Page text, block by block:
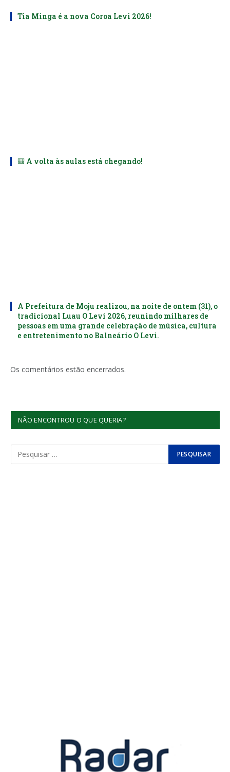
Tia Minga é a nova Coroa Levi 2026!
🎒 A volta às aulas está chegando!
A Prefeitura de Moju realizou, na noite de ontem (31), o
tradicional Luau O Levi 2026, reunindo milhares de
pessoas em uma grande celebração de música, cultura
e entretenimento no Balneário O Levi.
Os comentários estão encerrados.
NÃO ENCONTROU O QUE QUERIA?